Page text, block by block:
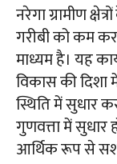
नरेगा ग्रामीण
गरीबी को कम
माध्यम है। यह
विकास की
स्थिति में सुधार
गुणवत्ता में
आर्थिक रूप से